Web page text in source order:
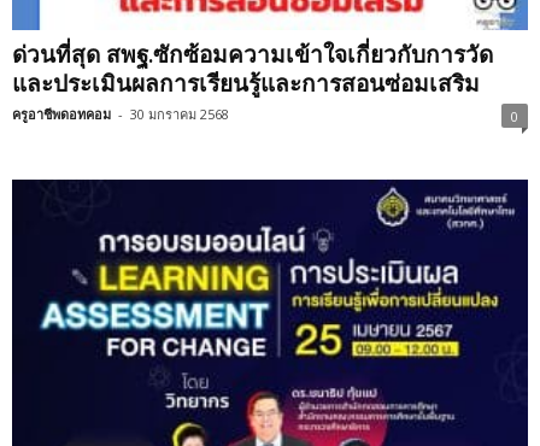
ด่วนที่สุด สพฐ.ซักซ้อมความเข้าใจเกี่ยวกับการวัด
และประเมินผลการเรียนรู้และการสอนซ่อมเสริม
ครูอาชีพดอทคอม - 30 มกราคม 2568 0